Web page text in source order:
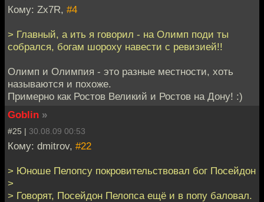
Кому: Zx7R, #4
> Главный, а ить я говорил - на Олимп поди ты
собрался, богам шороху навести с ревизией!!
Олимп и Олимпия - это разные местности, хоть
называются и похоже.
Примерно как Ростов Великий и Ростов на Дону! :)
Goblin »
#25 | 30.08.09 00:53
Кому: dmitrov, #22
> Юноше Пелопсу покровительствовал бог Посейдон
>
> Говорят, Посейдон Пелопса ещё и в попу баловал.